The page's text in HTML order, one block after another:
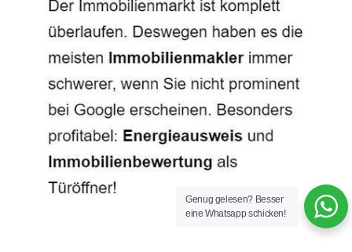
Genug gelesen? Besser
eine Whatsapp schicken!